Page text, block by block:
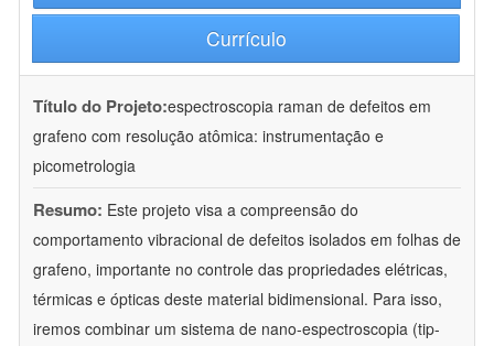
Currículo
Título do Projeto:espectroscopia raman de defeitos em
grafeno com resolução atômica: instrumentação e
picometrologia
Resumo: Este projeto visa a compreensão do
comportamento vibracional de defeitos isolados em folhas de
grafeno, importante no controle das propriedades elétricas,
térmicas e ópticas deste material bidimensional. Para isso,
iremos combinar um sistema de nano-espectroscopia (tip-